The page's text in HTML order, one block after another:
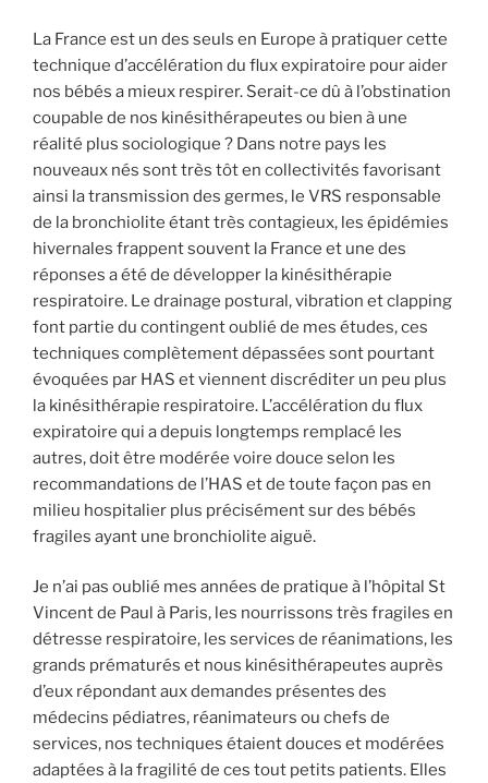
La France est un des seuls en Europe à pratiquer cette
technique d’accélération du flux expiratoire pour aider
nos bébés a mieux respirer. Serait-ce dû à l’obstination
coupable de nos kinésithérapeutes ou bien à une
réalité plus sociologique ? Dans notre pays les
nouveaux nés sont très tôt en collectivités favorisant
ainsi la transmission des germes, le VRS responsable
de la bronchiolite étant très contagieux, les épidémies
hivernales frappent souvent la France et une des
réponses a été de développer la kinésithérapie
respiratoire. Le drainage postural, vibration et clapping
font partie du contingent oublié de mes études, ces
techniques complètement dépassées sont pourtant
évoquées par HAS et viennent discréditer un peu plus
la kinésithérapie respiratoire. L’accélération du flux
expiratoire qui a depuis longtemps remplacé les
autres, doit être modérée voire douce selon les
recommandations de l’HAS et de toute façon pas en
milieu hospitalier plus précisément sur des bébés
fragiles ayant une bronchiolite aiguë.
Je n’ai pas oublié mes années de pratique à l’hôpital St
Vincent de Paul à Paris, les nourrissons très fragiles en
détresse respiratoire, les services de réanimations, les
grands prématurés et nous kinésithérapeutes auprès
d’eux répondant aux demandes présentes des
médecins pédiatres, réanimateurs ou chefs de
services, nos techniques étaient douces et modérées
adaptées à la fragilité de ces tout petits patients. Elles